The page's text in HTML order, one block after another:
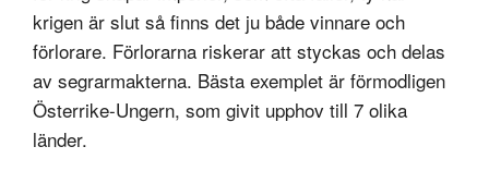
krigen är slut så finns det ju både vinnare och
förlorare. Förlorarna riskerar att styckas och delas
av segrarmakterna. Bästa exemplet är förmodligen
Österrike-Ungern, som givit upphov till 7 olika
länder.